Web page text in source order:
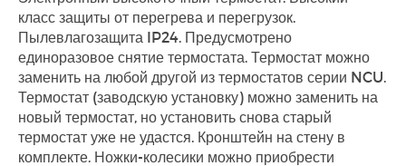
класс защиты от перегрева и перегрузок.
Пылевлагозащита IP24. Предусмотрено
единоразовое снятие термостата. Термостат можно
заменить на любой другой из термостатов серии NCU.
Термостат (заводскую установку) можно заменить на
новый термостат, но установить снова старый
термостат уже не удастся. Кронштейн на стену в
комплекте. Ножки-колесики можно приобрести